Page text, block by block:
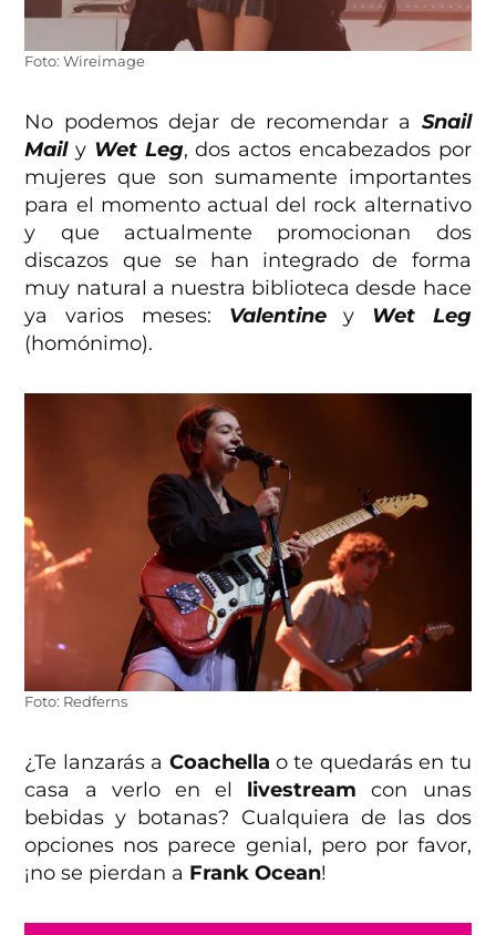
Foto: Wireimage
No podemos dejar de recomendar a Snail
Maily Wet Leg, dos actos encabezados por
mujeres que son sumamente importantes
para el momento actual del rock alternativo
y que actualmente promocionan dos
discazos que se han integrado de forma
muy natural a nuestra biblioteca desde hace
ya varios meses: Valentiney Wet Leg
(homónimo).
Foto: Redferns
¿Te lanzarás a Coachella o te quedarás en tu
casa a verlo en el livestream con unas
bebidas y botanas? Cualquiera de las dos
opciones nos parece genial, pero por favor,
¡no se pierdan a Frank Ocean!